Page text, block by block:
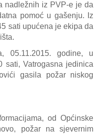
nadležnih iz PVP-e je da
pomoć u gašenju. Iz
sati upućena je ekipa da
05.11.2015. godine, u
sati, Vatrogasna jedinica
gasila požar niskog
od Općinske
požar nasjevernim